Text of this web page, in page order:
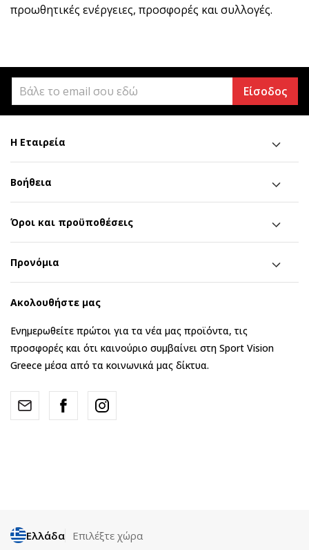
προωθητικές ενέργειες, προσφορές και συλλογές.
Είσοδος
Η Εταιρεία
Βοήθεια
Όροι και προϋποθέσεις
Προνόμια
Ακολουθήστε μας
Ενημερωθείτε πρώτοι για τα νέα μας προϊόντα, τις
προσφορές και ότι καινούριο συμβαίνει στη Sport Vision
Greece μέσα από τα κοινωνικά μας δίκτυα.
Ελλάδα Επιλέξτε χώρα